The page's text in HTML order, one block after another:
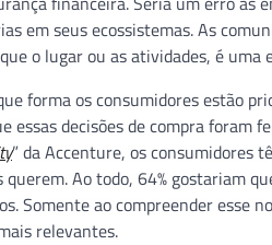
em seus ecossistemas. As
o lugar ou as atividades, é uma
forma os consumidores estão
essas decisões de compra foram
” da Accenture, os consumidores
Ao todo, 64% gostariam
Somente ao compreender esse
relevantes.